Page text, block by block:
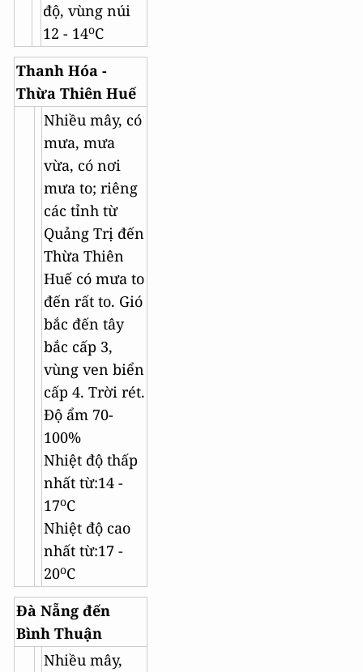
độ, vùng núi
12 - 14oC
Thanh Hóa -
Thừa Thiên Huế
Nhiều mây, có
mưa, mưa
vừa, có nơi
mưa to; riêng
các tỉnh từ
Quảng Trị đến
Thừa Thiên
Huế có mưa to
đến rất to. Gió
bắc đến tây
bắc cấp 3,
vùng ven biển
cấp 4. Trời rét.
Độ ẩm 70-
100%
Nhiệt độ thấp
nhất từ:14 -
17oC
Nhiệt độ cao
nhất từ:17 -
20oC
Đà Nẵng đến
Bình Thuận
Nhiều mây,